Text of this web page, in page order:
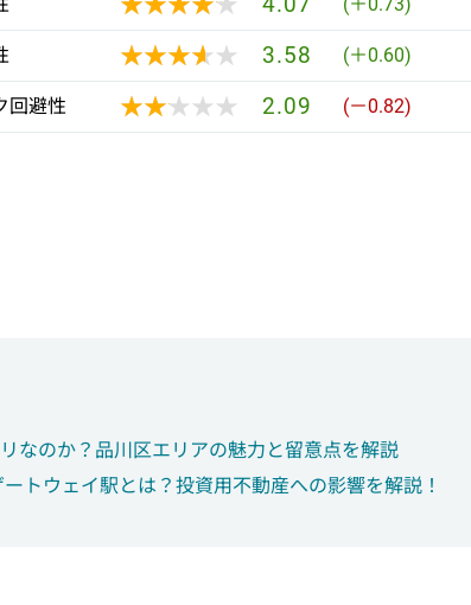
★★★★★
★★★★★ 3.58 (＋0.60)
回避性 ★★★★★
★★★★★ 2.09 (－0.82)
なのか？品川区エリアの魅力と留意点を解説
ートウェイ駅とは？投資用不動産への影響を解説！